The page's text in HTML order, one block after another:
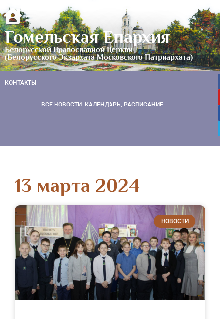
Гомельская Епархия
Белорусской Православной Церкви
(Белорусского Экзархата Московского Патриархата)
КОНТАКТЫ
ВСЕ НОВОСТИ КАЛЕНДАРЬ, РАСПИСАНИЕ
13 марта 2024
НОВОСТИ